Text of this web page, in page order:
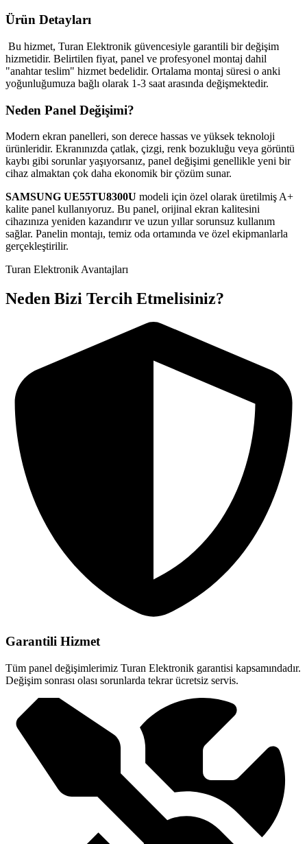
Ürün Detayları
Bu hizmet, Turan Elektronik güvencesiyle garantili bir değişim
hizmetidir. Belirtilen fiyat, panel ve profesyonel montaj dahil
"anahtar teslim" hizmet bedelidir. Ortalama montaj süresi o anki
yoğunluğumuza bağlı olarak 1-3 saat arasında değişmektedir.
Neden Panel Değişimi?
Modern ekran panelleri, son derece hassas ve yüksek teknoloji
ürünleridir. Ekranınızda çatlak, çizgi, renk bozukluğu veya görüntü
kaybı gibi sorunlar yaşıyorsanız, panel değişimi genellikle yeni bir
cihaz almaktan çok daha ekonomik bir çözüm sunar.
SAMSUNG UE55TU8300U modeli için özel olarak üretilmiş A+
kalite panel kullanıyoruz. Bu panel, orijinal ekran kalitesini
cihazınıza yeniden kazandırır ve uzun yıllar sorunsuz kullanım
sağlar. Panelin montajı, temiz oda ortamında ve özel ekipmanlarla
gerçekleştirilir.
Turan Elektronik Avantajları
Neden Bizi Tercih Etmelisiniz?
Garantili Hizmet
Tüm panel değişimlerimiz Turan Elektronik garantisi kapsamındadır.
Değişim sonrası olası sorunlarda tekrar ücretsiz servis.